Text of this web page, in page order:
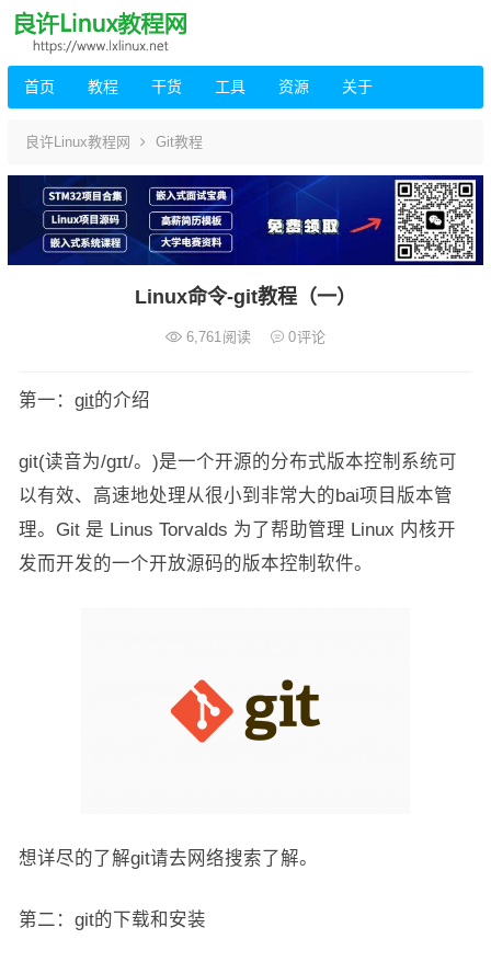
首页 教程 干货 工具 资源 关于
良许Linux教程网 Git教程
Linux命令-git教程（一）
6,761 阅读 0评论
第一： git的介绍
git(读音为/gɪt/。)是一个开源的分布式版本控制系统可
以有效、高速地处理从很小到非常大的bai项目版本管
理。Git 是 Linus Torvalds 为了帮助管理 Linux 内核开
发而开发的一个开放源码的版本控制软件。
想详尽的了解git请去网络搜索了解。
第二：git的下载和安装